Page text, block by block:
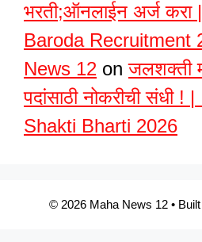
भरती;ऑनलाईन अर्ज
Baroda Recruitment
News 12 onजलशक्ती
पदांसाठी नोकरीची संधी
Shakti Bharti 2026
© 2026 Maha News 12•